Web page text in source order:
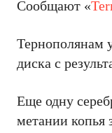
Сообщают «
Тернополянам
диска с
Еще одну
метании копья